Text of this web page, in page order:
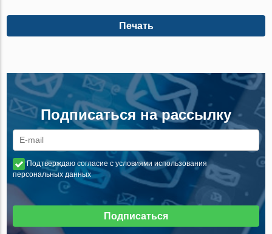
Печать
Подписаться на рассылку
Подтверждаю согласие с условиями использования
персональных данных
Подписаться